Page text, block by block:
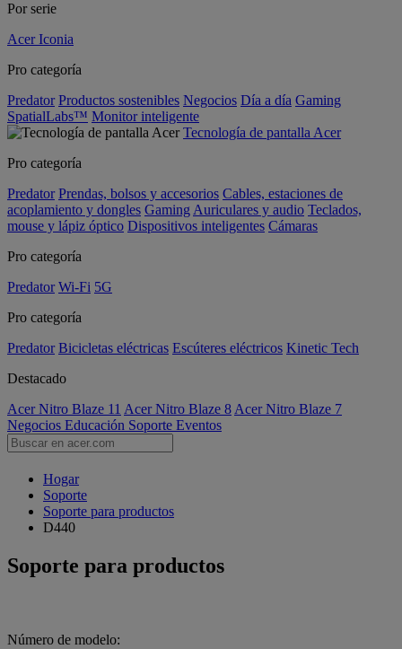
Por serie
Acer Iconia
Pro categoría
Predator Productos sostenibles Negocios Día a día Gaming
SpatialLabs™ Monitor inteligente
Tecnología de pantalla Acer
Pro categoría
Predator Prendas, bolsos y accesorios Cables, estaciones de
acoplamiento y dongles Gaming Auriculares y audio Teclados,
mouse y lápiz óptico Dispositivos inteligentes Cámaras
Pro categoría
Predator Wi-Fi 5G
Pro categoría
Predator Bicicletas eléctricas Escúteres eléctricos Kinetic Tech
Destacado
Acer Nitro Blaze 11 Acer Nitro Blaze 8 Acer Nitro Blaze 7
Negocios Educación Soporte Eventos
Hogar
Soporte
Soporte para productos
D440
Soporte para productos
Número de modelo: